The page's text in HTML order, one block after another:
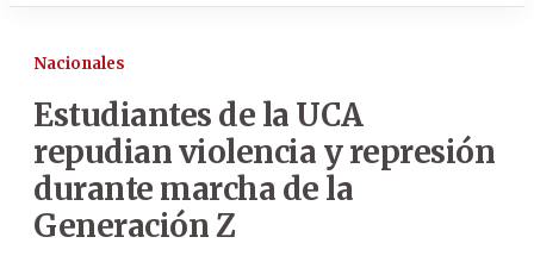
Nacionales
Estudiantes de la UCA
repudian violencia y represión
durante marcha de la
Generación Z